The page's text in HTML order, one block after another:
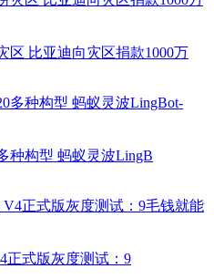
区 比亚迪向灾区捐款1000万
种构型 蚂蚁灵波LingB
正式版灰度测试：9